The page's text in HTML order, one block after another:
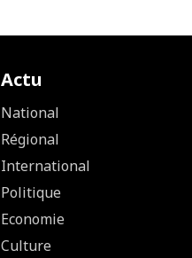
Actu
National
Régional
International
Politique
Economie
Culture